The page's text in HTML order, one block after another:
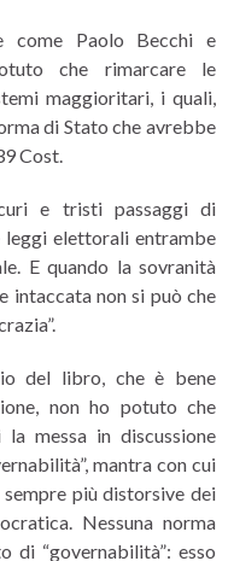
come Paolo Becchi e
che rimarcare le
maggioritari, i quali,
di Stato che avrebbe
Cost.
e tristi passaggi di
leggi elettorali entrambe
E quando la sovranità
intaccata non si può che
del libro, che è bene
non ho potuto che
messa in discussione
mantra con cui
più distorsive dei
Nessuna norma
di “governabilità”: esso